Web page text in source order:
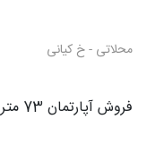
محلاتی - خ کیانی
فروش آپارتمان 73 متری